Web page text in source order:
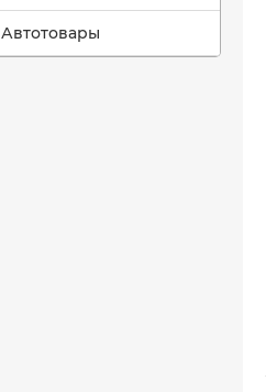
Автотовары